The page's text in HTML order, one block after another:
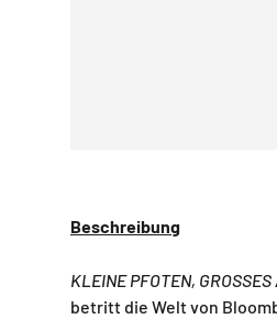
Beschreibung
KLEINE PFOTEN,
betritt die Welt von